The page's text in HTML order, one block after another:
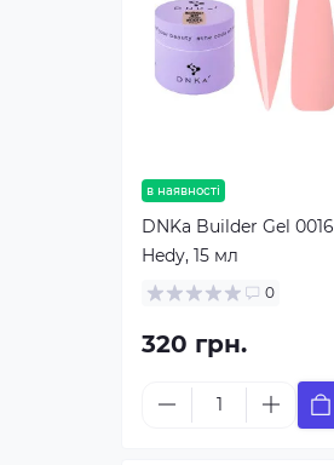
в наявності
DNKa Builder Gel 0016
Hedy, 15 мл
0
320 грн.